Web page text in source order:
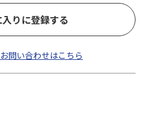
りに登録する
問い合わせはこちら